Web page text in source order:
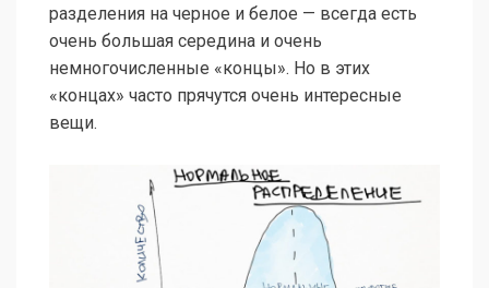
разделения на черное и белое — всегда есть
очень большая середина и очень
немногочисленные «концы». Но в этих
«концах» часто прячутся очень интересные
вещи.